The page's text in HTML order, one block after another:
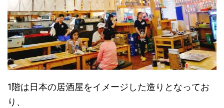
1階は日本の居酒屋をイメージした造りとなってお
り、